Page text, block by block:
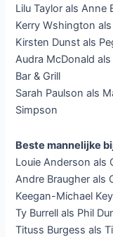
Lilu Taylor als Anne
Kerry Wshington
Kirsten Dunst als
Audra McDonald als
Bar & Grill
Sarah Paulson als
Simpson
Beste mannelijke
Louie Anderson als
Andre Braugher als
Keegan-Michael
Ty Burrell als Phil
Tituss Burgess als